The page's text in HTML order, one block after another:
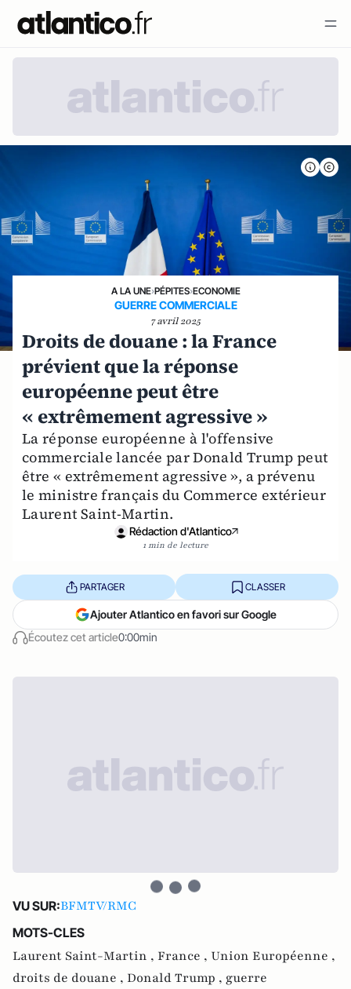
A LA UNE›PÉPITES›ECONOMIE
GUERRE COMMERCIALE
7 avril 2025
Droits de douane : la France
prévient que la réponse
européenne peut être
« extrêmement agressive »
La réponse européenne à l'offensive
commerciale lancée par Donald Trump peut
être « extrêmement agressive », a prévenu
le ministre français du Commerce extérieur
Laurent Saint-Martin.
Rédaction d'Atlantico
1 min de lecture
Écoutez cet article0:00min
PARTAGER CLASSER
Ajouter Atlantico en favori sur Google
VU SUR:BFMTV/RMC
MOTS-CLES
Laurent Saint-Martin , France , Union Européenne ,
droits de douane , Donald Trump , guerre